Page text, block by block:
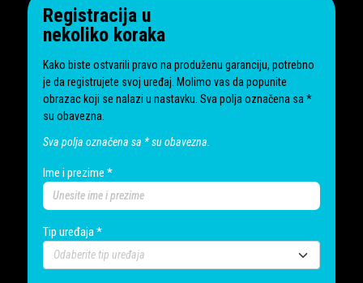
Registracija u
nekoliko koraka
Kako biste ostvarili pravo na produženu garanciju, potrebno
je da registrujete svoj uređaj. Molimo vas da popunite
obrazac koji se nalazi u nastavku. Sva polja označena sa *
su obavezna.
Sva polja označena sa * su obavezna.
Ime i prezime *
Tip uređaja *